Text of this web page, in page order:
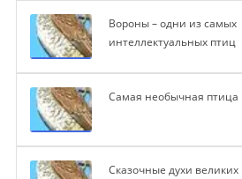
Вороны – одни из самых
интеллектуальных птиц
Самая необычная птица
Сказочные духи великих